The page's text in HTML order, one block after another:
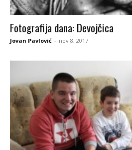
Fotografija dana: Devojčica
Jovan Pavlović - nov 8, 2017